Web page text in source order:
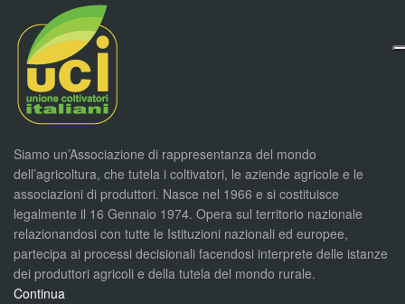
Siamo un’Associazione di rappresentanza del mondo
dell’agricoltura, che tutela i coltivatori, le aziende agricole e le
associazioni di produttori. Nasce nel 1966 e si costituisce
legalmente il 16 Gennaio 1974. Opera sul territorio nazionale
relazionandosi con tutte le Istituzioni nazionali ed europee,
partecipa ai processi decisionali facendosi interprete delle istanze
dei produttori agricoli e della tutela del mondo rurale.
Continua